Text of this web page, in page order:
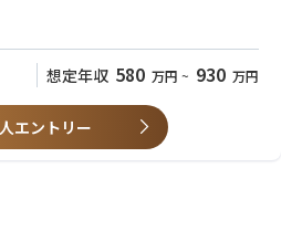
想定年収 580 万円 ~ 930 万円
エントリー